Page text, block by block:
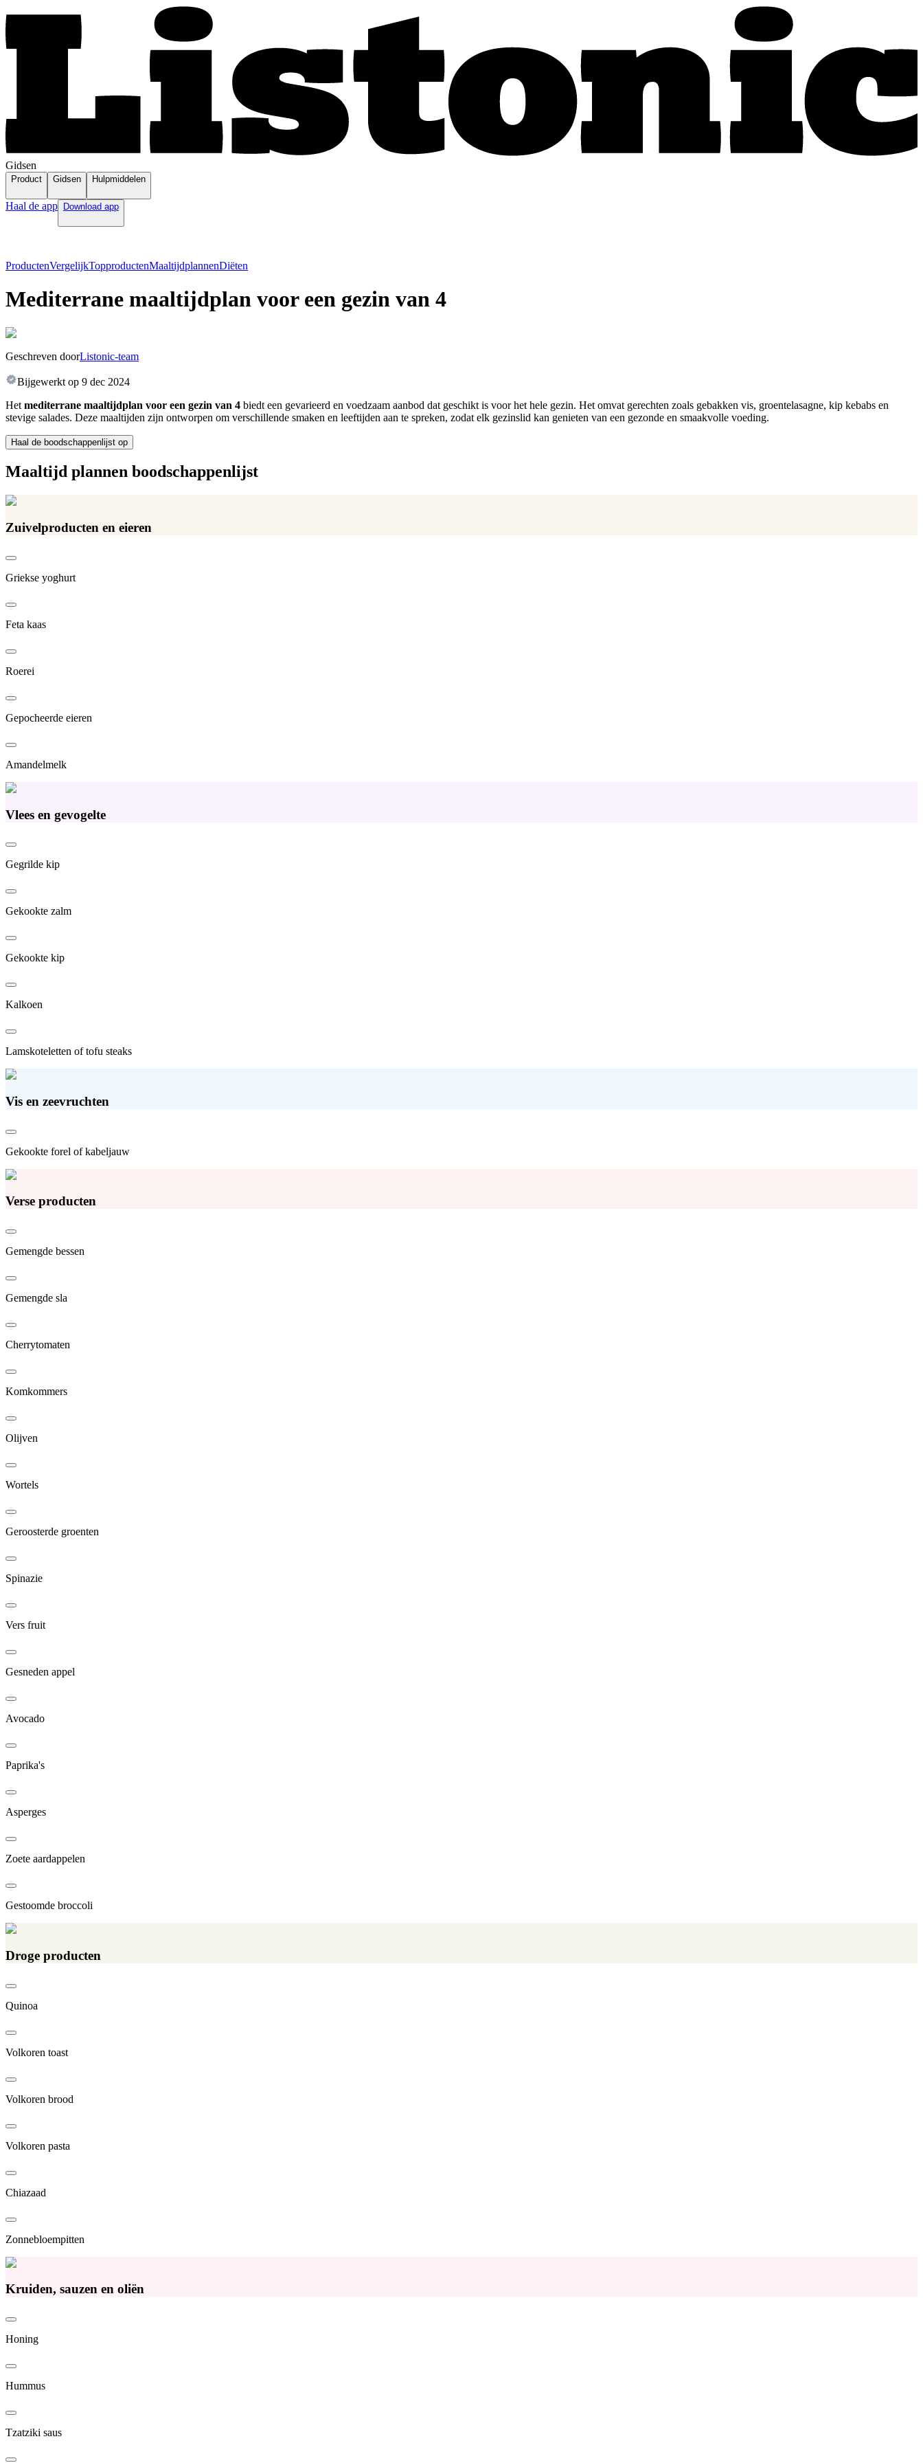
Gidsen
Product Gidsen Hulpmiddelen
Haal de app Download app
ProductenVergelijkTopproductenMaaltijdplannenDiëten
Mediterrane maaltijdplan voor een gezin van 4
Geschreven doorListonic-team
Bijgewerkt op 9 dec 2024
Het mediterrane maaltijdplan voor een gezin van 4 biedt een gevarieerd en voedzaam aanbod dat geschikt is voor het hele gezin. Het omvat gerechten zoals gebakken vis, groentelasagne, kip kebabs en
stevige salades. Deze maaltijden zijn ontworpen om verschillende smaken en leeftijden aan te spreken, zodat elk gezinslid kan genieten van een gezonde en smaakvolle voeding.
Haal de boodschappenlijst op
Maaltijd plannen boodschappenlijst
Zuivelproducten en eieren
Griekse yoghurt
Feta kaas
Roerei
Gepocheerde eieren
Amandelmelk
Vlees en gevogelte
Gegrilde kip
Gekookte zalm
Gekookte kip
Kalkoen
Lamskoteletten of tofu steaks
Vis en zeevruchten
Gekookte forel of kabeljauw
Verse producten
Gemengde bessen
Gemengde sla
Cherrytomaten
Komkommers
Olijven
Wortels
Geroosterde groenten
Spinazie
Vers fruit
Gesneden appel
Avocado
Paprika's
Asperges
Zoete aardappelen
Gestoomde broccoli
Droge producten
Quinoa
Volkoren toast
Volkoren brood
Volkoren pasta
Chiazaad
Zonnebloempitten
Kruiden, sauzen en oliën
Honing
Hummus
Tzatziki saus